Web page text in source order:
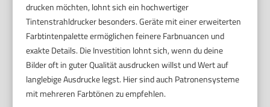
drucken möchten, lohnt sich ein hochwertiger
Tintenstrahldrucker besonders. Geräte mit einer erweiterten
Farbtintenpalette ermöglichen feinere Farbnuancen und
exakte Details. Die Investition lohnt sich, wenn du deine
Bilder oft in guter Qualität ausdrucken willst und Wert auf
langlebige Ausdrucke legst. Hier sind auch Patronensysteme
mit mehreren Farbtönen zu empfehlen.